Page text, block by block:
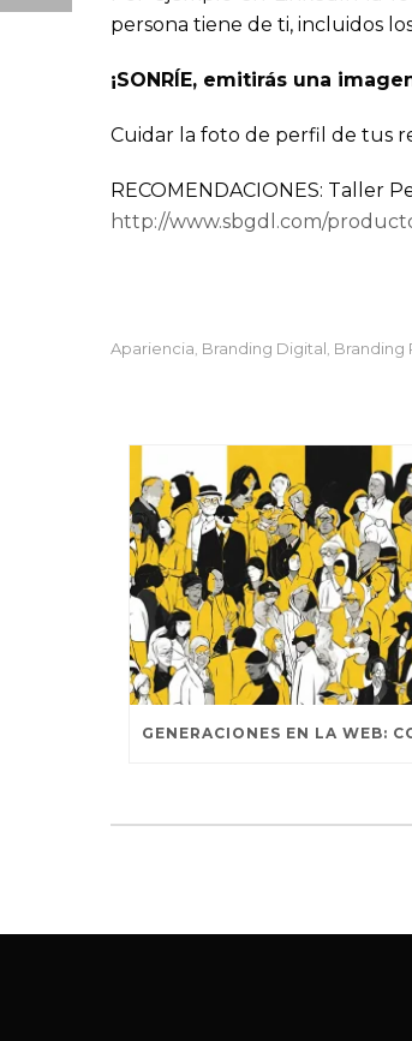
persona tiene de ti, incluidos
¡SONRÍE, emitirás una
Cuidar la foto de perfil de tus
RECOMENDACIONES: Taller
http://www.sbgdl.com/
Apariencia, Branding Digital, Branding